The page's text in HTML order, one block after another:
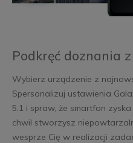
Podkręć doznania
Wybierz urządzenie z
Spersonalizuj ustawienia
5.1 i spraw, że smartfon
chwil stworzysz
wesprze Cię w realizacji